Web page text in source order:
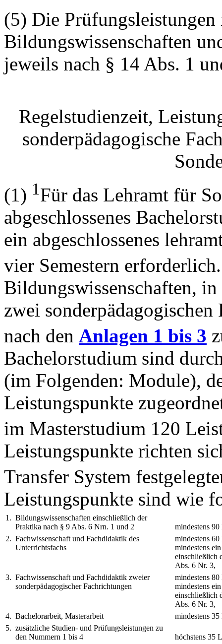
(5) Die
Bildungswissenschaften
jeweils nach § 14 Abs. 1
Regelstudienzeit,
sonderpädagogische
(1) 1Für das Lehramt für
abgeschlossenes
ein abgeschlossenes
vier Semestern
Bildungswissenschaften,
zwei
nach den Anlagen 1 bis 3
Bachelorstudium sind
(im Folgenden: Module),
Leistungspunkte
im Masterstudium 120
Leistungspunkte richten
Transfer System
Leistungspunkte sind wie
1. Bildungswissenschaften einschließlich der
Praktika nach § 9 Abs. 6 Nrn. 1 und 2
mindestens
2. Fachwissenschaft und Fachdidaktik des
Unterrichtsfachs
mindestens
mindestens
einschließlich
Abs. 6 Nr. 3,
3. Fachwissenschaft und Fachdidaktik zweier
sonderpädagogischer Fachrichtungen
mindestens
mindestens
einschließlich
Abs. 6 Nr. 3,
4. Bachelorarbeit, Masterarbeit
mindestens
5. zusätzliche Studien- und Prüfungsleistungen zu
den Nummern 1 bis 4
höchstens 35